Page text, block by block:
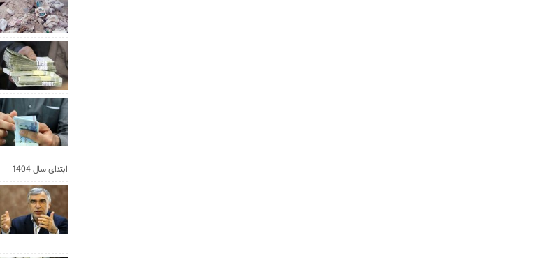
ابتدای سال 1404